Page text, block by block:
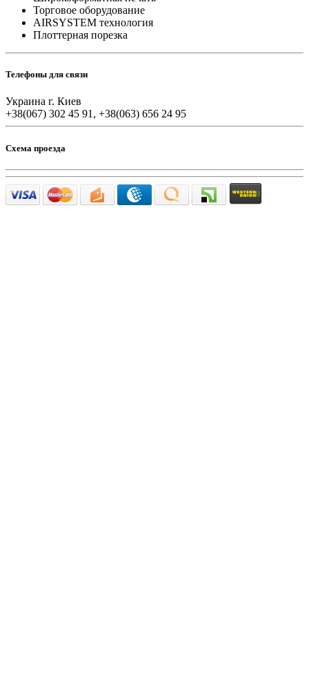
Торговое оборудование
AIRSYSTEM технология
Плоттерная порезка
Телефоны для связи
Украина г. Киев
+38(067) 302 45 91, +38(063) 656 24 95
Схема проезда